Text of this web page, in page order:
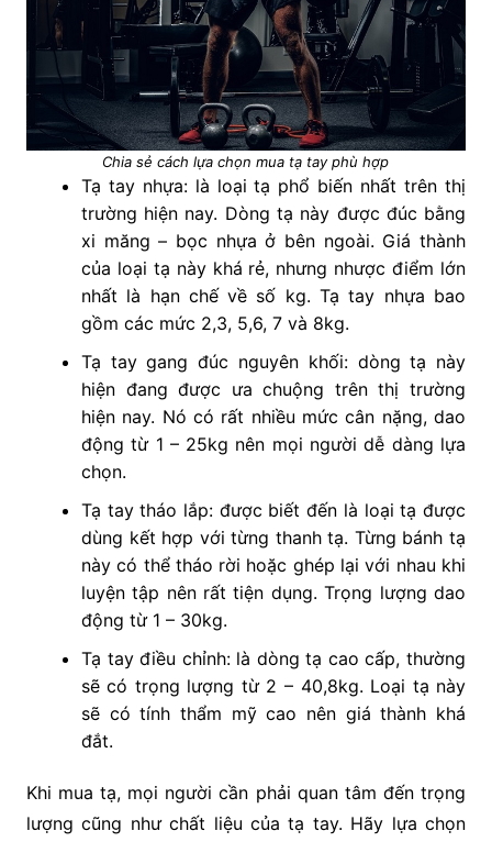
Chia sẻ cách lựa chọn mua tạ tay phù hợp
Tạ tay nhựa: là loại tạ phổ biến nhất trên thị
trường hiện nay. Dòng tạ này được đúc bằng
xi măng – bọc nhựa ở bên ngoài. Giá thành
của loại tạ này khá rẻ, nhưng nhược điểm lớn
nhất là hạn chế về số kg. Tạ tay nhựa bao
gồm các mức 2,3, 5,6, 7 và 8kg.
Tạ tay gang đúc nguyên khối: dòng tạ này
hiện đang được ưa chuộng trên thị trường
hiện nay. Nó có rất nhiều mức cân nặng, dao
động từ 1 – 25kg nên mọi người dễ dàng lựa
chọn.
Tạ tay tháo lắp: được biết đến là loại tạ được
dùng kết hợp với từng thanh tạ. Từng bánh tạ
này có thể tháo rời hoặc ghép lại với nhau khi
luyện tập nên rất tiện dụng. Trọng lượng dao
động từ 1 – 30kg.
Tạ tay điều chỉnh: là dòng tạ cao cấp, thường
sẽ có trọng lượng từ 2 – 40,8kg. Loại tạ này
sẽ có tính thẩm mỹ cao nên giá thành khá
đắt.
Khi mua tạ, mọi người cần phải quan tâm đến trọng
lượng cũng như chất liệu của tạ tay. Hãy lựa chọn